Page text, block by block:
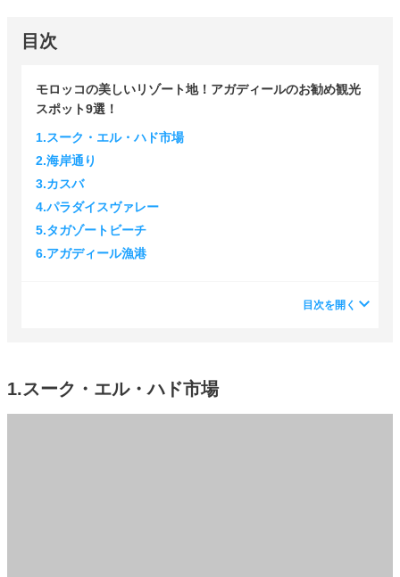
目次
モロッコの美しいリゾート地！アガディールのお勧め観光
スポット9選！
1.スーク・エル・ハド市場
2.海岸通り
3.カスバ
4.パラダイスヴァレー
5.タガゾートビーチ
6.アガディール漁港
目次を開く
1.スーク・エル・ハド市場